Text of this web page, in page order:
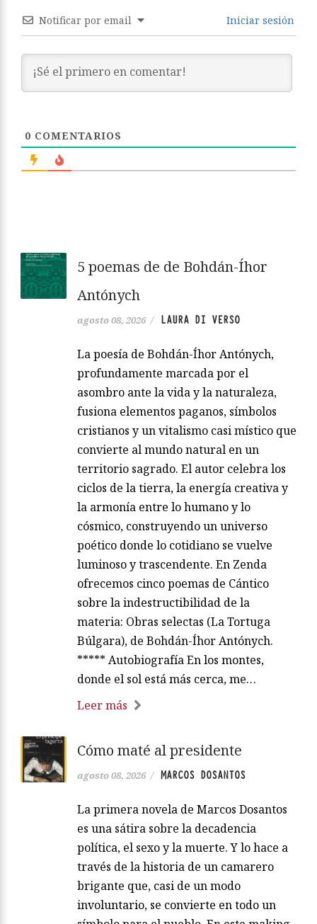
Notificar por email Iniciar sesión
0 COMENTARIOS
5 poemas de de Bohdán-Íhor
Antónych
agosto 08, 2026 / LAURA DI VERSO
La poesía de Bohdán-Íhor Antónych,
profundamente marcada por el
asombro ante la vida y la naturaleza,
fusiona elementos paganos, símbolos
cristianos y un vitalismo casi místico que
convierte al mundo natural en un
territorio sagrado. El autor celebra los
ciclos de la tierra, la energía creativa y
la armonía entre lo humano y lo
cósmico, construyendo un universo
poético donde lo cotidiano se vuelve
luminoso y trascendente. En Zenda
ofrecemos cinco poemas de Cántico
sobre la indestructibilidad de la
materia: Obras selectas (La Tortuga
Búlgara), de Bohdán-Íhor Antónych.
***** Autobiografía En los montes,
donde el sol está más cerca, me…
Leer más
Cómo maté al presidente
agosto 08, 2026 / MARCOS DOSANTOS
La primera novela de Marcos Dosantos
es una sátira sobre la decadencia
política, el sexo y la muerte. Y lo hace a
través de la historia de un camarero
brigante que, casi de un modo
involuntario, se convierte en todo un